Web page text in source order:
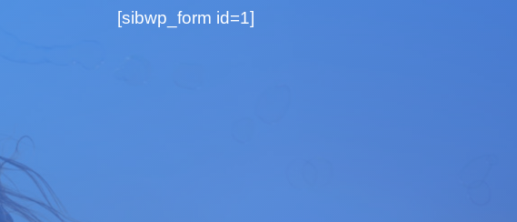
[sibwp_form id=1]